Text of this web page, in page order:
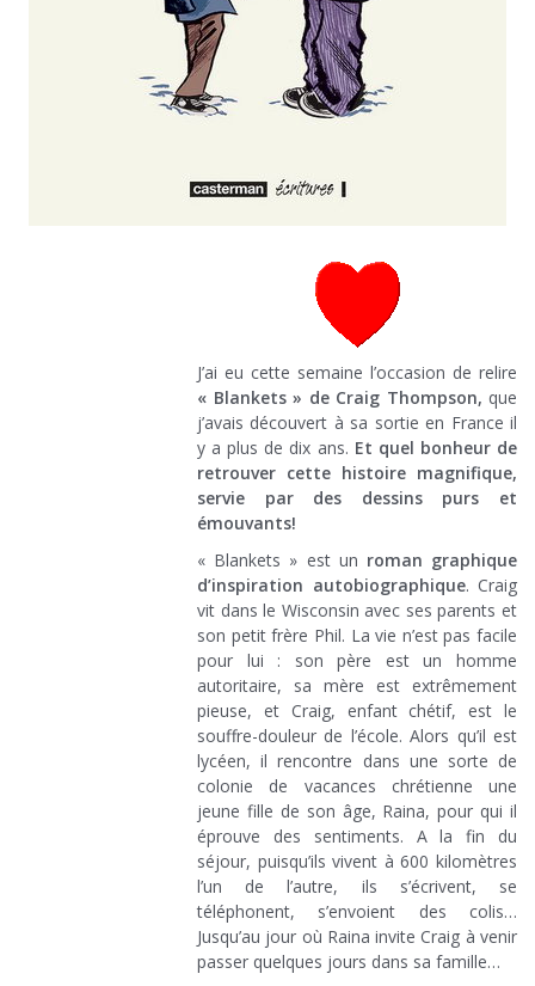
J’ai eu cette semaine l’occasion de relire
« Blankets » de Craig Thompson, que
j’avais découvert à sa sortie en France il
y a plus de dix ans. Et quel bonheur de
retrouver cette histoire magnifique,
servie par des dessins purs et
émouvants!
« Blankets » est un roman graphique
d’inspiration autobiographique. Craig
vit dans le Wisconsin avec ses parents et
son petit frère Phil. La vie n’est pas facile
pour lui : son père est un homme
autoritaire, sa mère est extrêmement
pieuse, et Craig, enfant chétif, est le
souffre-douleur de l’école. Alors qu’il est
lycéen, il rencontre dans une sorte de
colonie de vacances chrétienne une
jeune fille de son âge, Raina, pour qui il
éprouve des sentiments. A la fin du
séjour, puisqu’ils vivent à 600 kilomètres
l’un de l’autre, ils s’écrivent, se
téléphonent, s’envoient des colis…
Jusqu’au jour où Raina invite Craig à venir
passer quelques jours dans sa famille…